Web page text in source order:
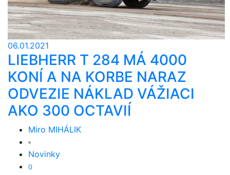
06.01.2021
LIEBHERR T 284 MÁ 4000
KONÍ A NA KORBE NARAZ
ODVEZIE NÁKLAD VÁŽIACI
AKO 300 OCTAVIÍ
Miro MIHÁLIK
Novinky
0